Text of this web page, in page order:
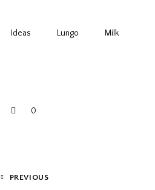
Ideas Lungo Milk
0
PREVIOUS